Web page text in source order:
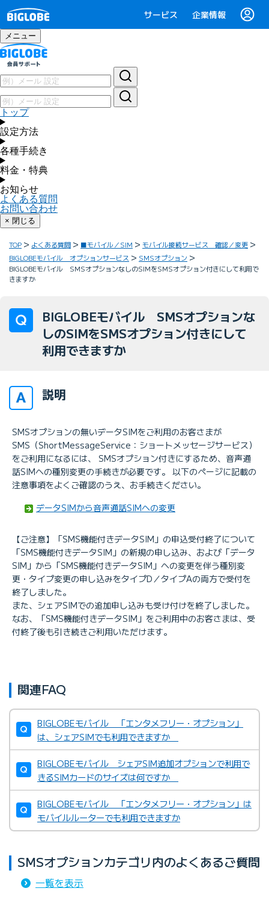
サービス 企業情報
メニュー
トップ
設定方法
各種手続き
料金・特典
お知らせ
よくある質問
お問い合わせ
× 閉じる
TOP よくある質問 ■モバイル／SIM
モバイル接続サービス 確認／変更
BIGLOBEモバイル オプションサービス
SMSオプション
BIGLOBEモバイル SMSオプションなしのSIMをSMSオプション付きにして利用で
きますか
BIGLOBEモバイル SMSオプションな
しのSIMをSMSオプション付きにして
利用できますか
説明
SMSオプションの無いデータSIMをご利用のお客さまが
SMS（ShortMessageService：ショートメッセージサービス）
をご利用になるには、 SMSオプション付きにするため、音声通
話SIMへの種別変更の手続きが必要です。 以下のページに記載の
注意事項をよくご確認のうえ、お手続きください。
データSIMから音声通話SIMへの変更
【ご注意】「SMS機能付きデータSIM」の申込受付終了について
「SMS機能付きデータSIM」の新規の申し込み、および「データ
SIM」から「SMS機能付きデータSIM」への変更を伴う種別変
更・タイプ変更の申し込みをタイプD／タイプAの両方で受付を
終了しました。
また、シェアSIMでの追加申し込みも受け付けを終了しました。
なお、「SMS機能付きデータSIM」をご利用中のお客さまは、受
付終了後も引き続きご利用いただけます。
関連FAQ
BIGLOBEモバイル 「エンタメフリー・オプション」
は、シェアSIMでも利用できますか
BIGLOBEモバイル シェアSIM追加オプションで利用で
きるSIMカードのサイズは何ですか
BIGLOBEモバイル 「エンタメフリー・オプション」は
モバイルルーターでも利用できますか
SMSオプションカテゴリ内のよくあるご質問
一覧を表示